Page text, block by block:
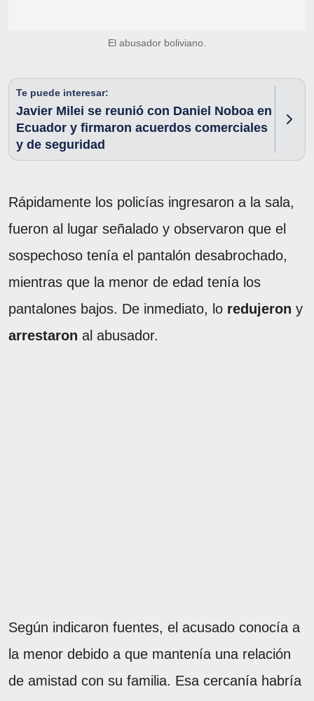
El abusador boliviano.
Te puede interesar:
Javier Milei se reunió con Daniel Noboa en
Ecuador y firmaron acuerdos comerciales
y de seguridad
Rápidamente los policías ingresaron a la sala,
fueron al lugar señalado y observaron que el
sospechoso tenía el pantalón desabrochado,
mientras que la menor de edad tenía los
pantalones bajos. De inmediato, lo redujeron y
arrestaron al abusador.
Según indicaron fuentes, el acusado conocía a
la menor debido a que mantenía una relación
de amistad con su familia. Esa cercanía habría